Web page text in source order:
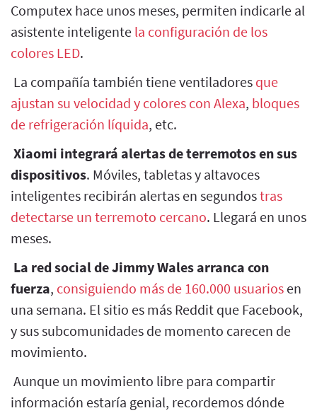
Computex hace unos meses, permiten indicarle al
asistente inteligente la configuración de los
colores LED.
La compañía también tiene ventiladores que
ajustan su velocidad y colores con Alexa, bloques
de refrigeración líquida, etc.
Xiaomi integrará alertas de terremotos en sus
dispositivos. Móviles, tabletas y altavoces
inteligentes recibirán alertas en segundostras
detectarse un terremoto cercano. Llegará en unos
meses.
La red social de Jimmy Wales arranca con
fuerza, consiguiendo más de 160.000 usuarios en
una semana. El sitio es más Reddit que Facebook,
y sus subcomunidades de momento carecen de
movimiento.
Aunque un movimiento libre para compartir
información estaría genial, recordemos dónde